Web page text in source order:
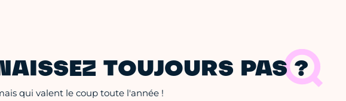
TOUJOURS PAS ?
qui valent le coup toute l'année !